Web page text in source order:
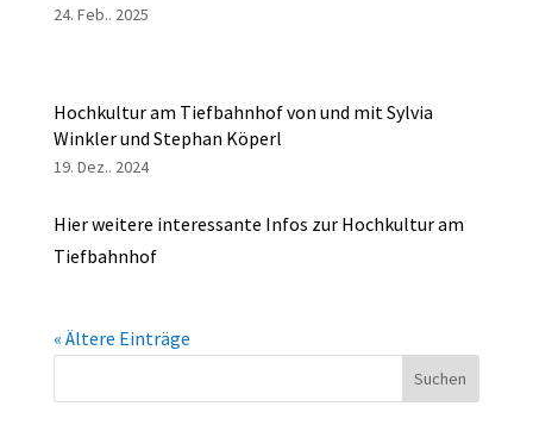
24. Feb.. 2025
Hochkultur am Tiefbahnhof von und mit Sylvia
Winkler und Stephan Köperl
19. Dez.. 2024
Hier weitere interessante Infos zur Hochkultur am
Tiefbahnhof
« Ältere Einträge
Suchen